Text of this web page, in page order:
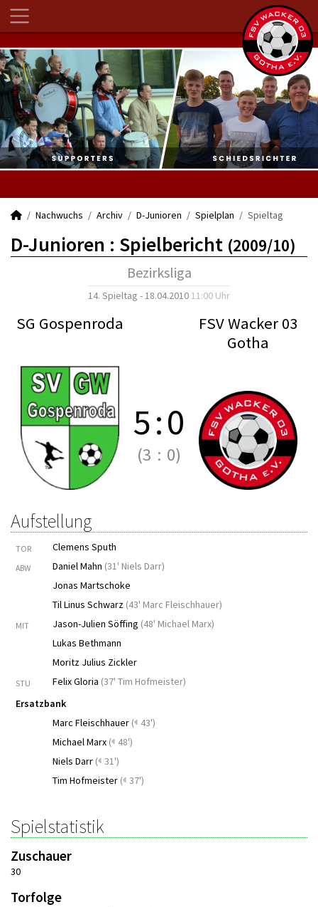
Nachwuchs Archiv D-Junioren Spielplan Spieltag
D-Junioren : Spielbericht (2009/10)
Bezirksliga
14. Spieltag - 18.04.2010 11:00 Uhr
SG Gospenroda
FSV Wacker 03
Gotha
5:0
(3 : 0)
Aufstellung
TOR Clemens Sputh
ABW Daniel Mahn (31' Niels Darr)
Jonas Martschoke
Til Linus Schwarz (43' Marc Fleischhauer)
MIT Jason-Julien Söffing (48' Michael Marx)
Lukas Bethmann
Moritz Julius Zickler
STU Felix Gloria (37' Tim Hofmeister)
Ersatzbank
Marc Fleischhauer ( 43')
Michael Marx ( 48')
Niels Darr ( 31')
Tim Hofmeister ( 37')
Spielstatistik
Zuschauer
30
Torfolge